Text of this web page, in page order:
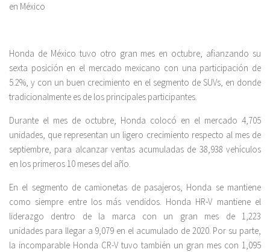
en México
Honda de México tuvo otro gran mes en octubre, afianzando su
sexta posición en el mercado mexicano con una participación de
5.2%, y con un buen crecimiento en el segmento de SUVs, en donde
tradicionalmente es de los principales participantes.
Durante el mes de octubre, Honda colocó en el mercado 4,705
unidades, que representan un ligero crecimiento respecto al mes de
septiembre, para alcanzar ventas acumuladas de 38,938 vehículos
en los primeros 10 meses del año.
En el segmento de camionetas de pasajeros, Honda se mantiene
como siempre entre los más vendidos. Honda HR-V mantiene el
liderazgo dentro de la marca con un gran mes de 1,223
unidades para llegar a 9,079 en el acumulado de 2020. Por su parte,
la incomparable Honda CR-V tuvo también un gran mes con 1,095